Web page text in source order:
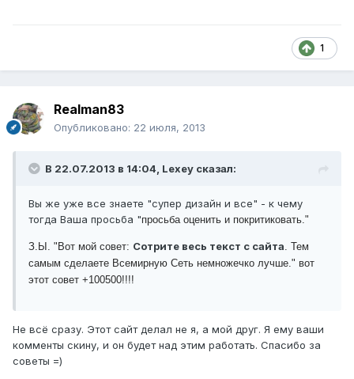
1
Realman83
Опубликовано: 22 июля, 2013
В 22.07.2013 в 14:04, Lexey сказал:
Вы же уже все знаете "супер дизайн и все" - к чему
тогда Ваша просьба "просьба оценить и покритиковать."
З.Ы. " Вот мой совет: Сотрите весь текст с сайта. Тем
самым сделаете Всемирную Сеть немножечко лучше." вот
этот совет +100500!!!!
Не всё сразу. Этот сайт делал не я, а мой друг. Я ему ваши
комменты скину, и он будет над этим работать. Спасибо за
советы =)